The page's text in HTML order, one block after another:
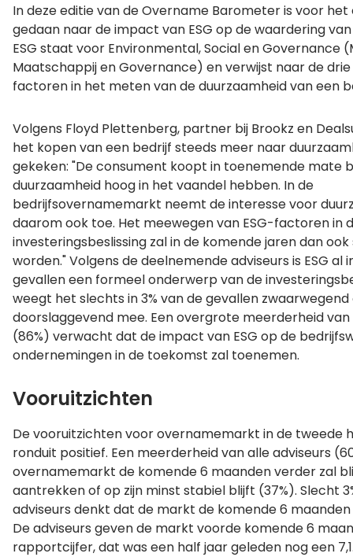
In deze editie van de Overname Barometer is voor
gedaan naar de impact van ESG op de waardering
ESG staat voor Environmental, Social en Governance
Maatschappij en Governance) en verwijst naar de
factoren in het meten van de duurzaamheid van een
Volgens Floyd Plettenberg, partner bij Brookz en
het kopen van een bedrijf steeds meer naar
gekeken: "De consument koopt in toenemende mate
duurzaamheid hoog in het vaandel hebben. In de
bedrijfsovernamemarkt neemt de interesse voor
daarom ook toe. Het meewegen van ESG-factoren in
investeringsbeslissing zal in de komende jaren dan
worden." Volgens de deelnemende adviseurs is ESG al
gevallen een formeel onderwerp van de
weegt het slechts in 3% van de gevallen zwaarwegend
doorslaggevend mee. Een overgrote meerderheid van
(86%) verwacht dat de impact van ESG op de
ondernemingen in de toekomst zal toenemen.
Vooruitzichten
De vooruitzichten voor overnamemarkt in de tweede
ronduit positief. Een meerderheid van alle adviseurs
overnamemarkt de komende 6 maanden verder zal
aantrekken of op zijn minst stabiel blijft (37%). Slecht
adviseurs denkt dat de markt de komende 6
De adviseurs geven de markt voorde komende 6
rapportcijfer, dat was een half jaar geleden nog een